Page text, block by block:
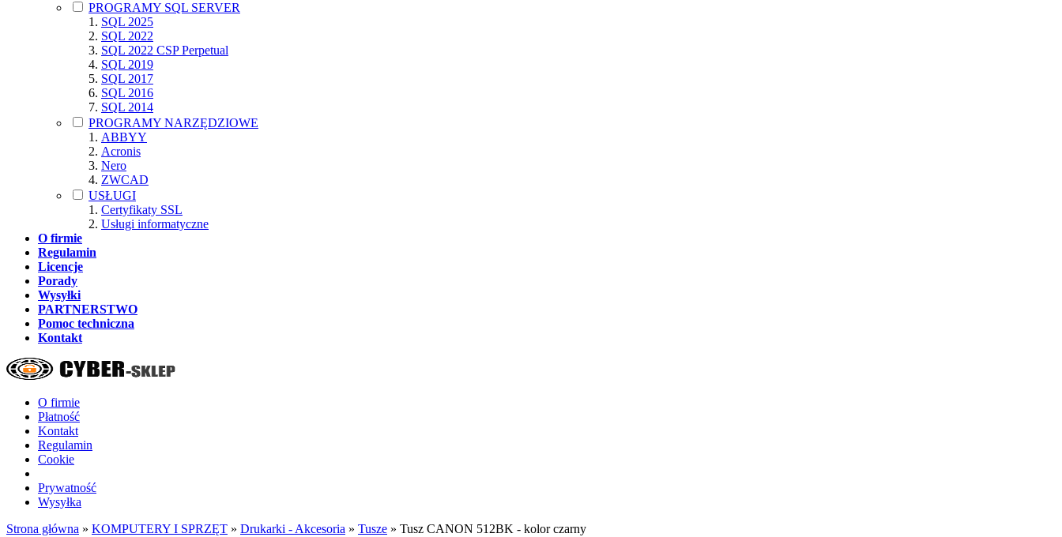
PROGRAMY SQL SERVER
SQL 2025
SQL 2022
SQL 2022 CSP Perpetual
SQL 2019
SQL 2017
SQL 2016
SQL 2014
PROGRAMY NARZĘDZIOWE
ABBYY
Acronis
Nero
ZWCAD
USŁUGI
Certyfikaty SSL
Usługi informatyczne
O firmie
Regulamin
Licencje
Porady
Wysyłki
PARTNERSTWO
Pomoc techniczna
Kontakt
O firmie
Płatność
Kontakt
Regulamin
Cookie
Prywatność
Wysyłka
Strona główna » KOMPUTERY I SPRZĘT » Drukarki - Akcesoria » Tusze » Tusz CANON 512BK - kolor czarny